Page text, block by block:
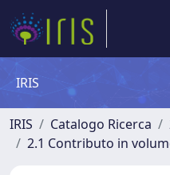
IRIS
IRIS Catalogo Ricerca
2.1 Contributo in